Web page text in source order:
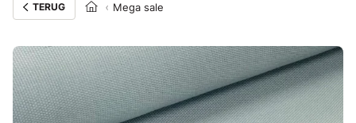
TERUG Mega sale